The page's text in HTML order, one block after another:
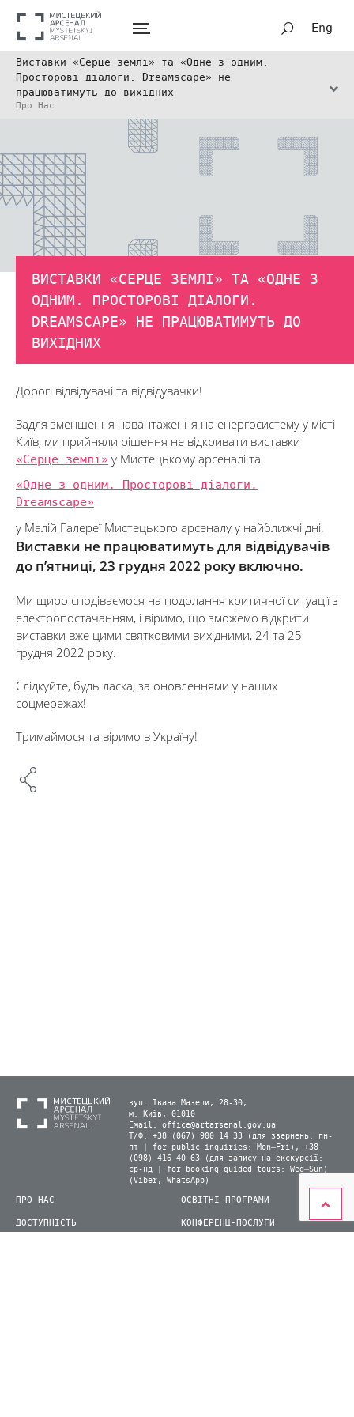
Eng
Виставки «Серце землі» та «Одне з одним.
Просторові діалоги. Dreamscape» не
працюватимуть до вихідних
Про Нас
ВИСТАВКИ «СЕРЦЕ ЗЕМЛІ» ТА «ОДНЕ З
ОДНИМ. ПРОСТОРОВІ ДІАЛОГИ.
DREAMSCAPE» НЕ ПРАЦЮВАТИМУТЬ ДО
ВИХІДНИХ
Дорогі відвідувачі та відвідувачки!
Задля зменшення навантаження на енергосистему у місті
Київ, ми прийняли рішення не відкривати виставки
«Серце землі» у Мистецькому арсеналі та
«Одне з одним. Просторові діалоги.
Dreamscape»
у Малій Галереї Мистецького арсеналу у найближчі дні.
Виставки не працюватимуть для відвідувачів
до п’ятниці, 23 грудня 2022 року включно.
Ми щиро сподіваємося на подолання критичної ситуації з
електропостачанням, і віримо, що зможемо відкрити
виставки вже цими святковими вихідними, 24 та 25
грудня 2022 року.
Слідкуйте, будь ласка, за оновленнями у наших
соцмережах!
Тримаймося та віримо в Україну!
вул. Івана Мазепи, 28-30,
м. Київ, 01010
Email: office@artarsenal.gov.ua
Т/Ф: +38 (067) 900 14 33 (для звернень: пн-
пт | for public inquiries: Mon–Fri), +38
(098) 416 40 63 (для запису на екскурсії:
ср-нд | for booking guided tours: Wed–Sun)
(Viber, WhatsApp)
ПРО НАС
ДОСТУПНІСТЬ
ОСВІТНІ ПРОГРАМИ
КОНФЕРЕНЦ-ПОСЛУГИ